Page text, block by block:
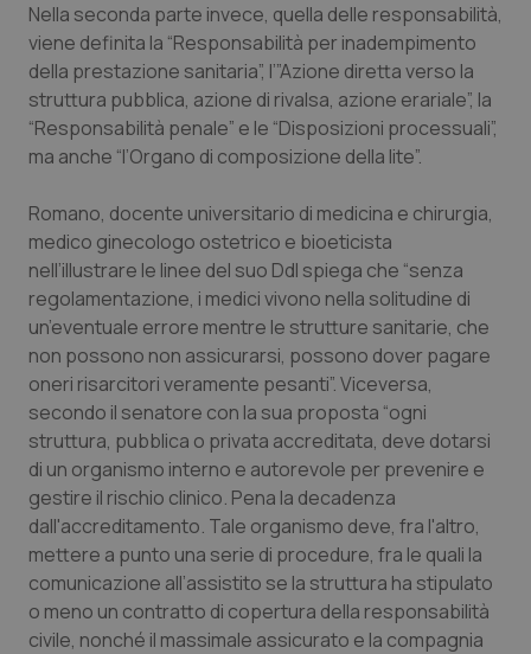
Sardegna
Sicilia
Toscana
Umbria
Valle D’Aosta
Veneto
Malattia di Crohn & Rettocolite Ulcerosa
Neuroscienze & patologie neurodegenerative
Obesità
Oftalmologia
Oncodermatologia
Oncoematologia
Oncologia & Nutrizione
Psoriasi & pelle
Quotidiano Cardiologia
Quotidiano Chirurgia
Quotidiano Oncologia
Nella seconda parte invece, quella delle responsabilità,
viene definita la “Responsabilità per inadempimento
della prestazione sanitaria”, l’”Azione diretta verso la
struttura pubblica, azione di rivalsa, azione erariale”, la
“Responsabilità penale” e le “Disposizioni processuali”,
ma anche “l’Organo di composizione della lite”.
Romano, docente universitario di medicina e chirurgia,
medico ginecologo ostetrico e bioeticista
nell’illustrare le linee del suo Ddl spiega che “senza
regolamentazione, i medici vivono nella solitudine di
un’eventuale errore mentre le strutture sanitarie, che
non possono non assicurarsi, possono dover pagare
oneri risarcitori veramente pesanti”. Viceversa,
secondo il senatore con la sua proposta “ogni
struttura, pubblica o privata accreditata, deve dotarsi
di un organismo interno e autorevole per prevenire e
gestire il rischio clinico. Pena la decadenza
dall'accreditamento. Tale organismo deve, fra l'altro,
mettere a punto una serie di procedure, fra le quali la
comunicazione all’assistito se la struttura ha stipulato
o meno un contratto di copertura della responsabilità
civile, nonché il massimale assicurato e la compagnia